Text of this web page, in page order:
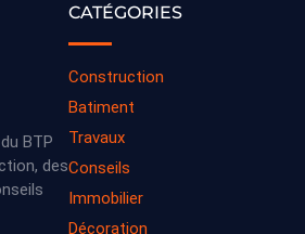
BTP
des
CATÉGORIES
Construction
Batiment
Travaux
Conseils
Immobilier
Décoration